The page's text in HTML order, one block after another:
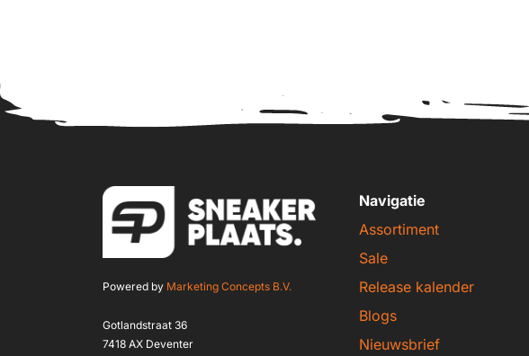
Powered by Marketing Concepts B.V.
Gotlandstraat 36
7418 AX Deventer
Navigatie
Assortiment
Sale
Release kalender
Blogs
Nieuwsbrief